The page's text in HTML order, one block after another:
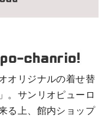
オリジナルの着せ替
。サンリオピューロ
る上、館内ショップ